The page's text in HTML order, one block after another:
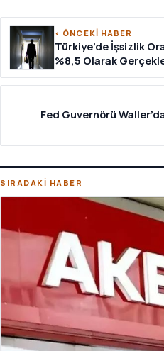
‹ ÖNCEKİ HABER
Türkiye’de İşsizlik
%8,5 Olarak
Fed Guvernörü
SIRADAKİ HABER